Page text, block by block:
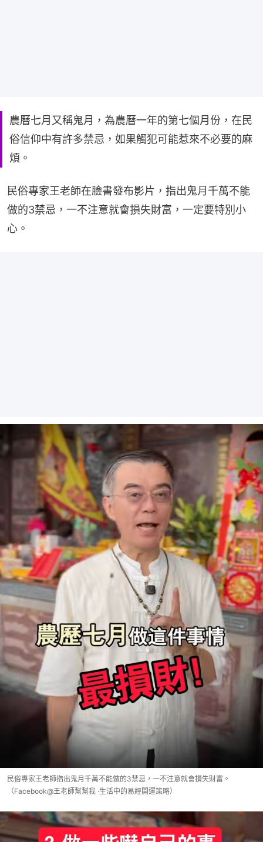
農曆七月又稱鬼月，為農曆一年的第七個月份，在民
俗信仰中有許多禁忌，如果觸犯可能惹來不必要的麻
煩。
民俗專家王老師在臉書發布影片，指出鬼月千萬不能
做的3禁忌，一不注意就會損失財富，一定要特別小
心。
民俗專家王老師指出鬼月千萬不能做的3禁忌，一不注意就會損失財富。
（Facebook@王老師幫幫我 ·生活中的易經開運策略）